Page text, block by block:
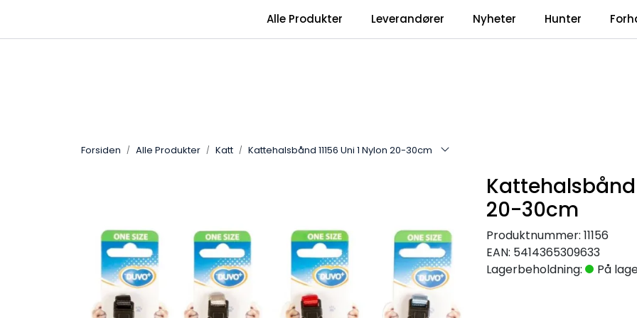
Alle Produkter Leverandører Nyheter Hunter
Forsiden Alle Produkter Katt Kattehalsbånd 11156 Uni 1 Nylon 20-30cm
Kattehalsbånd
20-30cm
Produktnummer: 11156
EAN: 5414365309633
Lagerbeholdning:
På